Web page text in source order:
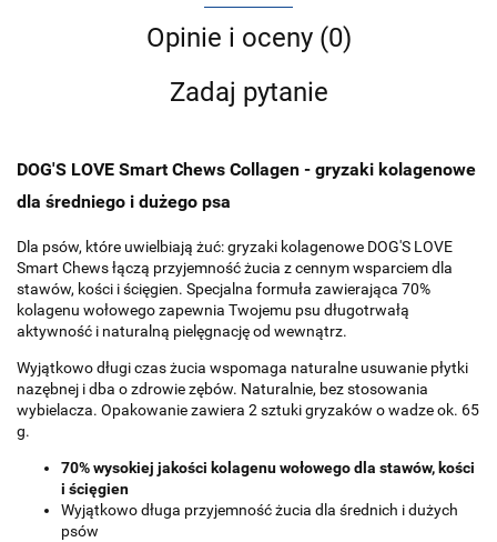
Opinie i oceny (0)
Zadaj pytanie
DOG'S LOVE Smart Chews Collagen - gryzaki kolagenowe
dla średniego i dużego psa
Dla psów, które uwielbiają żuć: gryzaki kolagenowe DOG'S LOVE
Smart Chews łączą przyjemność żucia z cennym wsparciem dla
stawów, kości i ścięgien. Specjalna formuła zawierająca 70%
kolagenu wołowego zapewnia Twojemu psu długotrwałą
aktywność i naturalną pielęgnację od wewnątrz.
Wyjątkowo długi czas żucia wspomaga naturalne usuwanie płytki
nazębnej i dba o zdrowie zębów. Naturalnie, bez stosowania
wybielacza. Opakowanie zawiera 2 sztuki gryzaków o wadze ok. 65
g.
70% wysokiej jakości kolagenu wołowego dla stawów, kości
i ścięgien
Wyjątkowo długa przyjemność żucia dla średnich i dużych
psów